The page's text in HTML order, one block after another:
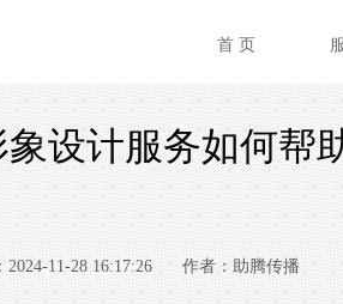
首 页
设计服务如何帮
11-28 16:17:26 作者：助腾传播